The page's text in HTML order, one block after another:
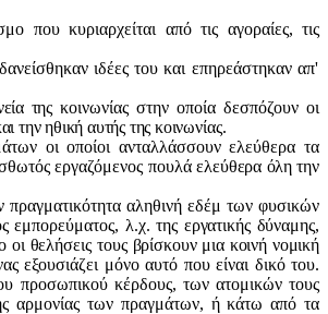
κυριαρχείται από τις αγοραίες, τις
ιδέες του και επηρεάστηκαν απ'
της κοινωνίας στην οποία δεσπόζουν οι
την ηθική αυτής της κοινωνίας.
οι οποίοι ανταλλάσσουν ελεύθερατα
εργαζόμενος πουλάελεύθερα όλη την
πραγματικότητα αληθινήεδέμ των φυσικών
εμπορεύματος, λ.χ. της εργατικής δύναμης,
οι θελήσεις τους βρίσκουν μια κοινή νομική
εξουσιάζει μόνο αυτό που είναι δικό του.
προσωπικού κέρδους, των ατομικών τους
αρμονίας των πραγμάτων, ή κάτω από τα